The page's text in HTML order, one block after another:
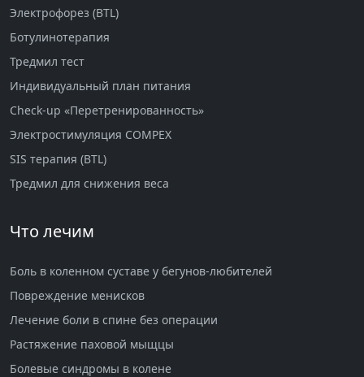
Электрофорез (BTL)
Ботулинотерапия
Тредмил тест
Индивидуальный план питания
Check-up «Перетренированность»
Электростимуляция COMPEX
SIS терапия (BTL)
Тредмил для снижения веса
Что лечим
Боль в коленном суставе у бегунов-любителей
Повреждение менисков
Лечение боли в спине без операции
Растяжение паховой мыщцы
Болевые синдромы в колене